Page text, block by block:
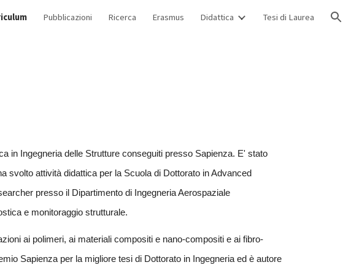
Skip to navigation
Pubblicazioni Ricerca Erasmus Didattica Tesi di Laurea
in Ingegneria delle Strutture conseguiti presso Sapienza. E' stato
svolto attività didattica per la Scuola di Dottorato in Advanced
presso il Dipartimento di Ingegneria Aerospaziale
e monitoraggio strutturale.
ai polimeri, ai materiali compositi e nano-compositi e ai fibro-
Sapienza per la migliore tesi di Dottorato in Ingegneria ed è autore